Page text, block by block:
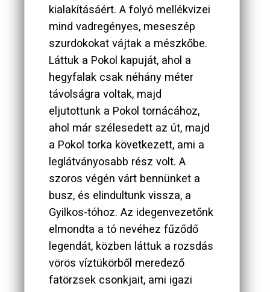
kialakításáért. A folyó mellékvizei
mind vadregényes, meseszép
szurdokokat vájtak a mészkőbe.
Láttuk a Pokol kapuját, ahol a
hegyfalak csak néhány méter
távolságra voltak, majd
eljutottunk a Pokol tornácához,
ahol már szélesedett az út, majd
a Pokol torka következett, ami a
leglátványosabb rész volt. A
szoros végén várt bennünket a
busz, és elindultunk vissza, a
Gyilkos-tóhoz. Az idegenvezetőnk
elmondta a tó nevéhez fűződő
legendát, közben láttuk a rozsdás
vörös víztükörből meredező
fatörzsek csonkjait, ami igazi